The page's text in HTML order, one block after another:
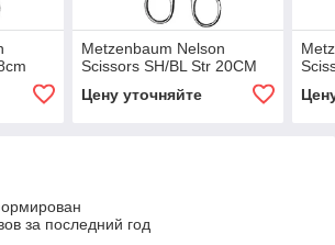
Metzenbaum Nelson
Scissors SH/BL Str 20CM
Цену уточняйте
за последний год